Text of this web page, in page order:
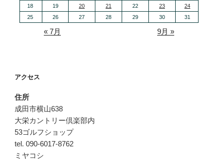
18
19 20 21 22 23
24
25
26 27 28 29 30 31
« 7月 9月 »
アクセス
住所
成田市横山638
大栄カントリー倶楽部内
53ゴルフショップ
tel. 090-6017-8762
ミヤコシ